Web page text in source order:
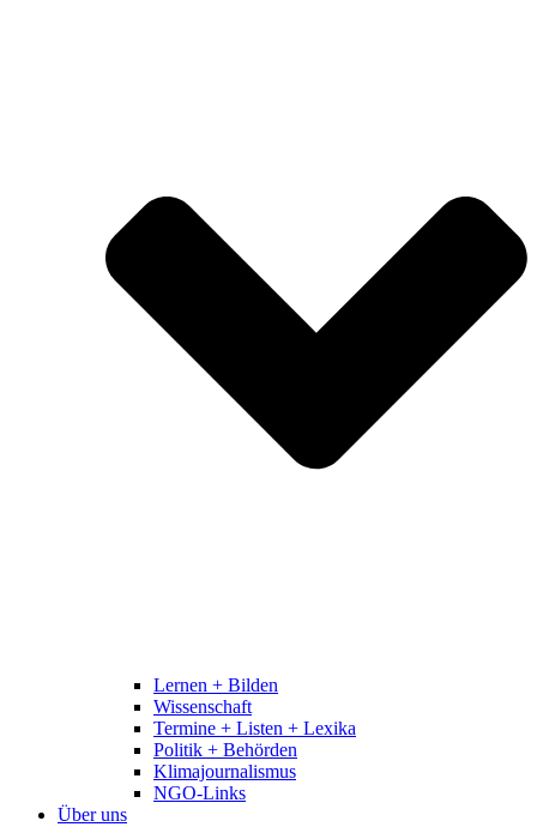
Lernen + Bilden
Wissenschaft
Termine + Listen + Lexika
Politik + Behörden
Klimajournalismus
NGO-Links
Über uns